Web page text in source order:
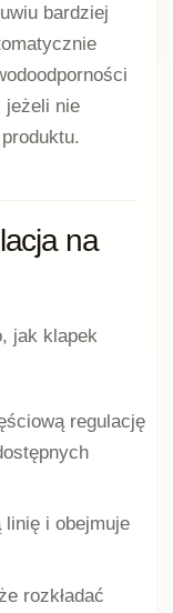
bardziej
jeżeli nie
na
jak klapek
regulację
i obejmuje
rozkładać